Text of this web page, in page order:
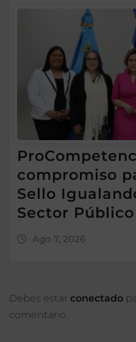
compromiso
Sello
Sector Público
Ago 7, 2026
Debes estar conectado
comentario.